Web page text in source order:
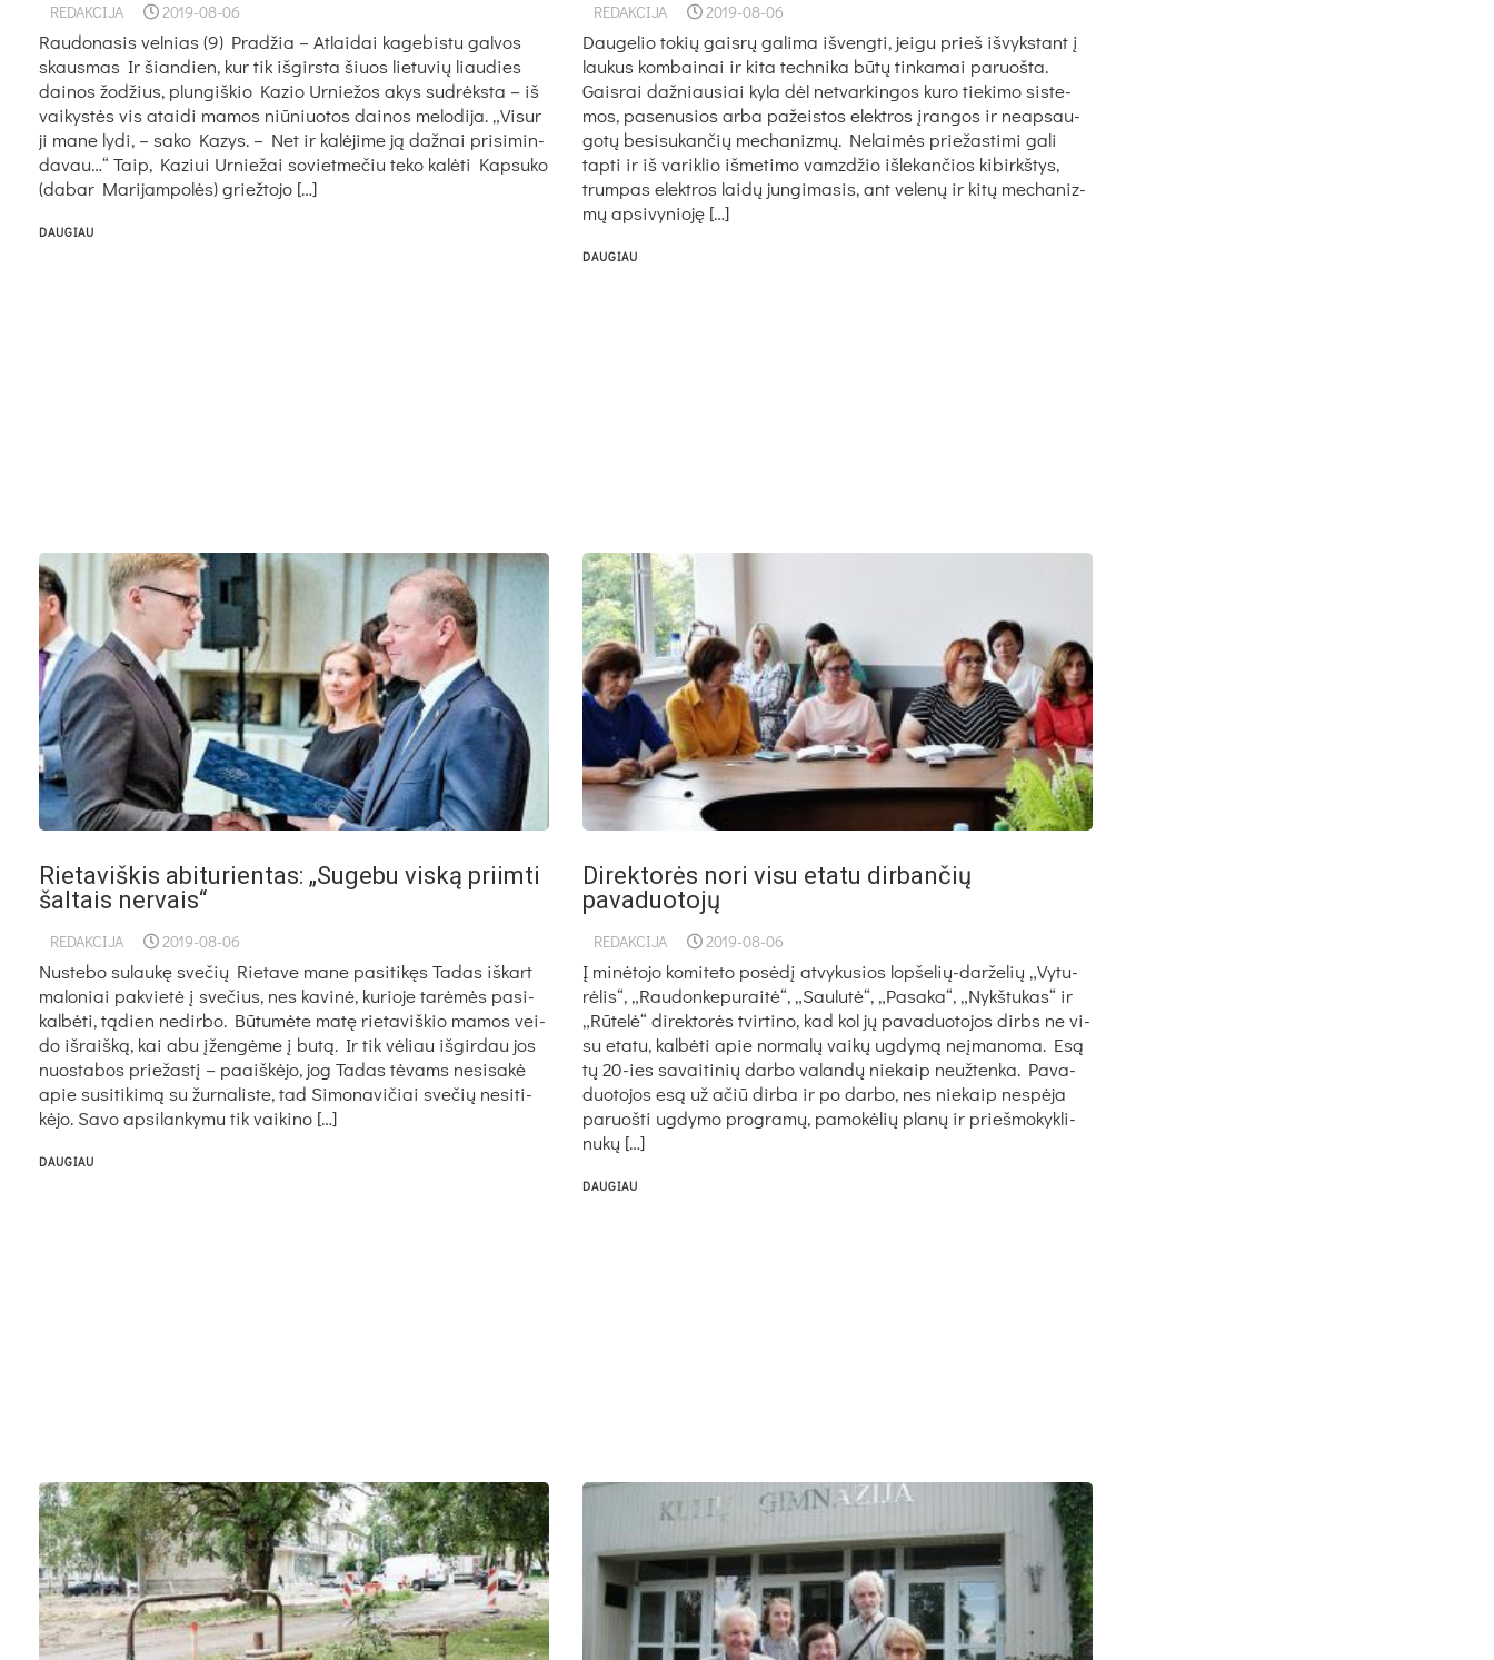
REDAKCIJA 2019-08-06
Rau­do­na­sis vel­nias (9) Pradžia – Atlaidai kagebistu galvos
skausmas Ir šian­dien, kur tik iš­girs­ta šiuos lie­tu­vių liau­dies
dai­nos žo­džius, plun­giš­kio Ka­zio Ur­nie­žos akys su­drėks­ta – iš
vai­kys­tės vis atai­di ma­mos niū­niuo­tos dai­nos me­lo­di­ja. „Vi­sur
ji ma­ne ly­di, – sa­ko Ka­zys. – Net ir ka­lė­ji­me ją daž­nai pri­si­min­
da­vau…“ Taip, Ka­ziui Ur­nie­žai so­viet­me­čiu te­ko ka­lė­ti Kap­su­ko
(da­bar Ma­ri­jam­po­lės) griež­to­jo […]
DAUGIAU
REDAKCIJA 2019-08-06
Dau­ge­lio to­kių gais­rų ga­li­ma iš­veng­ti, jei­gu prieš iš­vyks­tant į
lau­kus kom­bai­nai ir ki­ta tech­ni­ka bū­tų tin­ka­mai pa­ruoš­ta.
Gais­rai daž­niau­siai ky­la dėl ne­tvar­kin­gos ku­ro tie­ki­mo sis­te­
mos, pa­se­nu­sios ar­ba pa­žeis­tos elekt­ros įran­gos ir neap­sau­
go­tų be­si­su­kan­čių me­cha­niz­mų. Ne­lai­mės prie­žas­ti­mi ga­li
tap­ti ir iš va­rik­lio iš­me­ti­mo vamz­džio iš­le­kan­čios ki­birkš­tys,
trum­pas elekt­ros lai­dų jun­gi­ma­sis, ant ve­le­nų ir ki­tų me­cha­niz­
mų ap­si­vy­nio­ję […]
DAUGIAU
Rietaviškis abiturientas: „Sugebu viską priimti
šaltais nervais“
REDAKCIJA 2019-08-06
Nus­te­bo su­lau­kę sve­čių Rie­ta­ve ma­ne pa­si­ti­kęs Ta­das iš­kart
ma­lo­niai pa­kvie­tė į sve­čius, nes ka­vi­nė, ku­rio­je ta­rė­mės pa­si­
kal­bė­ti, tą­dien ne­dir­bo. Bū­tu­mė­te ma­tę rie­ta­viš­kio ma­mos vei­
do iš­raiš­ką, kai abu įžen­gė­me į bu­tą. Ir tik vė­liau iš­gir­dau jos
nuo­sta­bos prie­žas­tį – paaiš­kė­jo, jog Ta­das tė­vams ne­si­sa­kė
apie su­si­ti­ki­mą su žur­na­lis­te, tad Si­mo­na­vi­čiai sve­čių ne­si­ti­
kė­jo. Sa­vo ap­si­lan­ky­mu tik vai­ki­no […]
DAUGIAU
Direktorės nori visu etatu dirbančių
pavaduotojų
REDAKCIJA 2019-08-06
Į mi­nė­to­jo ko­mi­te­to po­sė­dį at­vy­ku­sios lop­še­lių-dar­že­lių „Vy­tu­
rė­lis“, „Rau­don­ke­pu­rai­tė“, „Sau­lu­tė“, „Pa­sa­ka“, „Nykš­tu­kas“ ir
„Rū­te­lė“ di­rek­to­rės tvir­ti­no, kad kol jų pa­va­duo­to­jos dirbs ne vi­
su eta­tu, kal­bė­ti apie nor­ma­lų vai­kų ug­dy­mą neį­ma­no­ma. Esą
tų 20-ies sa­vai­ti­nių dar­bo va­lan­dų nie­kaip neuž­ten­ka. Pa­va­
duo­to­jos esą už ačiū dir­ba ir po dar­bo, nes nie­kaip ne­spė­ja
pa­ruoš­ti ug­dy­mo pro­gra­mų, pa­mo­kė­lių pla­nų ir prieš­mo­kyk­li­
nu­kų […]
DAUGIAU